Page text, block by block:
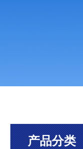
产品分类